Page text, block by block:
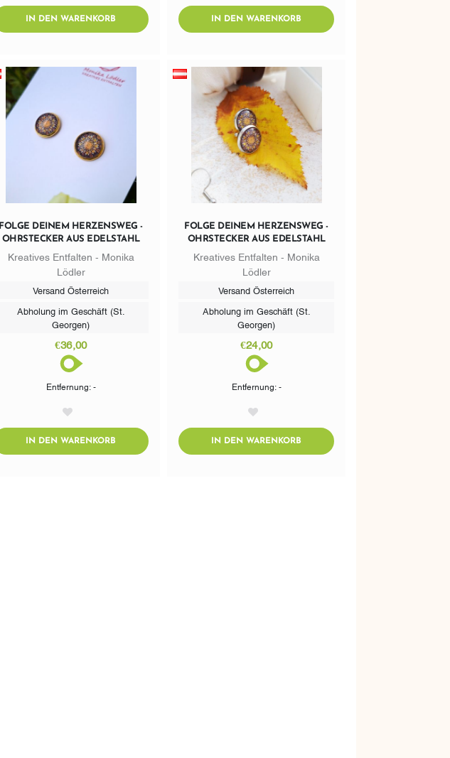
IN DEN WARENKORB ADDTOCART IN DEN WARENKORB ADDTOCART
FOLGE DEINEM HERZENSWEG -
OHRSTECKER AUS EDELSTAHL
Kreatives Entfalten - Monika
Lödler
Versand Österreich
Abholung im Geschäft (St.
Georgen)
€36,00
Entfernung: -
IN DEN WARENKORB ADDTOCART
FOLGE DEINEM HERZENSWEG -
OHRSTECKER AUS EDELSTAHL
Kreatives Entfalten - Monika
Lödler
Versand Österreich
Abholung im Geschäft (St.
Georgen)
€24,00
Entfernung: -
IN DEN WARENKORB ADDTOCART